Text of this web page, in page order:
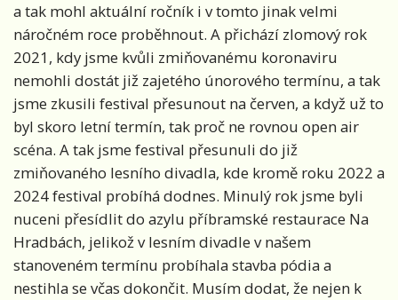
a tak mohl aktuální ročník i v tomto jinak velmi
náročném roce proběhnout. A přichází zlomový rok
2021, kdy jsme kvůli zmiňovanému koronaviru
nemohli dostát již zajetého únorového termínu, a tak
jsme zkusili festival přesunout na červen, a když už to
byl skoro letní termín, tak proč ne rovnou open air
scéna. A tak jsme festival přesunuli do již
zmiňovaného lesního divadla, kde kromě roku 2022 a
2024 festival probíhá dodnes. Minulý rok jsme byli
nuceni přesídlit do azylu příbramské restaurace Na
Hradbách, jelikož v lesním divadle v našem
stanoveném termínu probíhala stavba pódia a
nestihla se včas dokončit. Musím dodat, že nejen k